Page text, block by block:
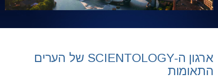
ארגון ה-SCIENTOLOGY של הערים
התאומות